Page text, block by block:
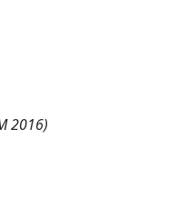
2016)